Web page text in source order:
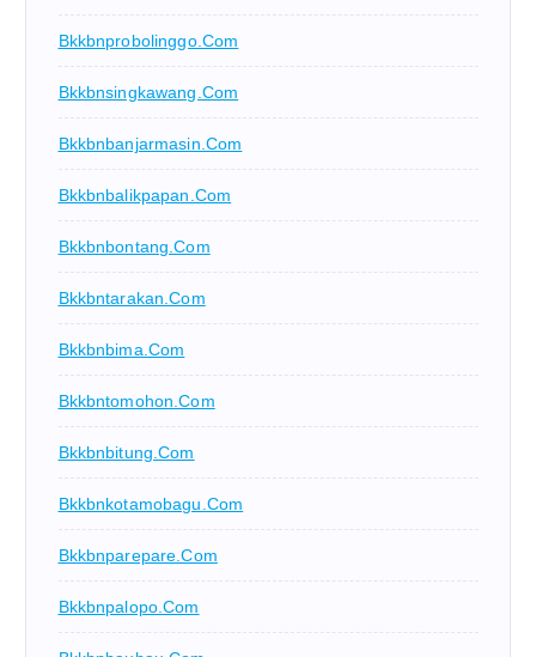
Bkkbnprobolinggo.com
Bkkbnsingkawang.com
Bkkbnbanjarmasin.com
Bkkbnbalikpapan.com
Bkkbnbontang.com
Bkkbntarakan.com
Bkkbnbima.com
Bkkbntomohon.com
Bkkbnbitung.com
Bkkbnkotamobagu.com
Bkkbnparepare.com
Bkkbnpalopo.com